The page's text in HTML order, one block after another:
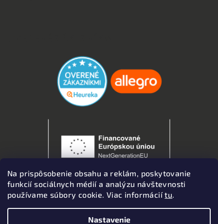
Na prispôsobenie obsahu a reklám, poskytovanie
funkcií sociálnych médií a analýzu návštevnosti
používame súbory cookie. Viac informáciítu.
Nastavenie